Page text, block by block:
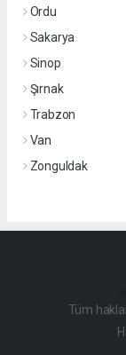
Ordu
Sakarya
Sinop
Şırnak
Trabzon
Van
Zonguldak
Tüm